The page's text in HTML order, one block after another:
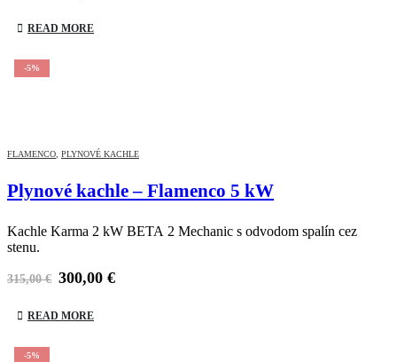
READ MORE
-5%
FLAMENCO PLYNOVÉ KACHLE
Plynové kachle – Flamenco 5 kW
Kachle Karma 2 kW BETA 2 Mechanic s odvodom spalín cez
stenu.
315,00€ 300,00€
READ MORE
-5%